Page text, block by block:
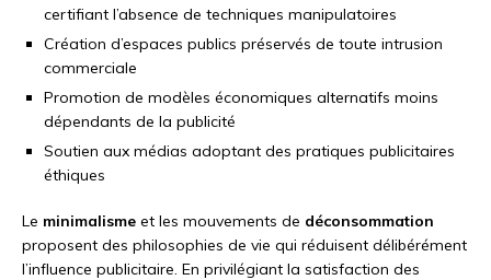
certifiant l’absence de techniques manipulatoires
Création d’espaces publics préservés de toute intrusion
commerciale
Promotion de modèles économiques alternatifs moins
dépendants de la publicité
Soutien aux médias adoptant des pratiques publicitaires
éthiques
Le minimalisme et les mouvements de déconsommation
proposent des philosophies de vie qui réduisent délibérément
l’influence publicitaire. En privilégiant la satisfaction des